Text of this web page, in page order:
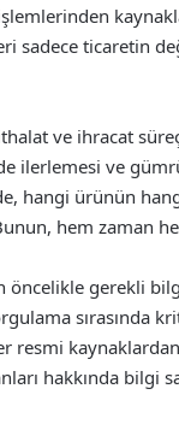
sadece ticaretin
ve ihracat
ilerlemesi ve
hangi ürünün
hem zaman
gerekli
sırasında
resmi
hakkında bilgi